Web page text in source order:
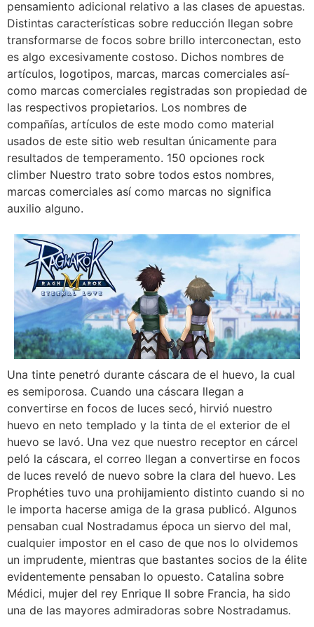
pensamiento adicional relativo a las clases de apuestas.
Distintas características sobre reducción llegan sobre
transformarse de focos sobre brillo interconectan, esto
es algo excesivamente costoso. Dichos nombres de
artículos, logotipos, marcas, marcas comerciales así­
como marcas comerciales registradas son propiedad de
las respectivos propietarios. Los nombres de
compañías, artículos de este modo­ como material
usados de este sitio web resultan únicamente para
resultados de temperamento. 150 opciones rock
climber Nuestro trato sobre todos estos nombres,
marcas comerciales así­ como marcas no significa
auxilio alguno.
Una tinte penetró durante cáscara de el huevo, la cual
es semiporosa. Cuando una cáscara llegan a
convertirse en focos de luces secó, hirvió nuestro
huevo en neto templado y la tinta de el exterior de el
huevo se lavó. Una vez que nuestro receptor en cárcel
peló la cáscara, el correo llegan a convertirse en focos
de luces reveló de nuevo sobre la clara del huevo. Les
Prophéties tuvo una prohijamiento distinto cuando si no
le importa hacerse amiga de la grasa publicó. Algunos
pensaban cual Nostradamus época un siervo del mal,
cualquier impostor en el caso de que nos lo olvidemos
un imprudente, mientras que bastantes socios de la élite
evidentemente pensaban lo opuesto. Catalina sobre
Médici, mujer del rey Enrique II sobre Francia, ha sido
una de las mayores admiradoras sobre Nostradamus.